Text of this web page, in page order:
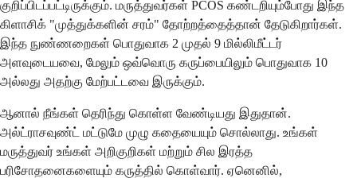
குறிப்பிடப்பட்டிருக்கும். மருத்துவர்கள் PCOS கண்டறியும்போது இந்த
கிளாசிக் "முத்துக்களின் சரம்" தோற்றத்தைத்தான் தேடுகிறார்கள்.
இந்த நுண்ணறைகள் பொதுவாக 2 முதல் 9 மில்லிமீட்டர்
அளவுடையவை, மேலும் ஒவ்வொரு கருப்பையிலும் பொதுவாக 10
அல்லது அதற்கு மேற்பட்டவை இருக்கும்.
ஆனால் நீங்கள் தெரிந்து கொள்ள வேண்டியது இதுதான்.
அல்ட்ராசவுண்ட் மட்டுமே முழு கதையையும் சொல்லாது. உங்கள்
மருத்துவர் உங்கள் அறிகுறிகள் மற்றும் சில இரத்த
பரிசோதனைகளையும் கருத்தில் கொள்வார். ஏனெனில்,